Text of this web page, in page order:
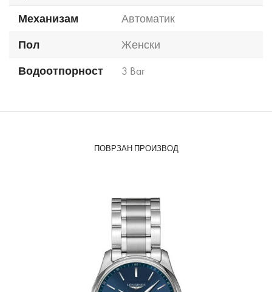
Механизам
Автоматик
Пол
Женски
Водоотпорност
3 Bar
ПОВРЗАН ПРОИЗВОД